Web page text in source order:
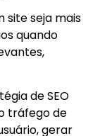
site seja mais
quando
de SEO
tráfego de
gerar